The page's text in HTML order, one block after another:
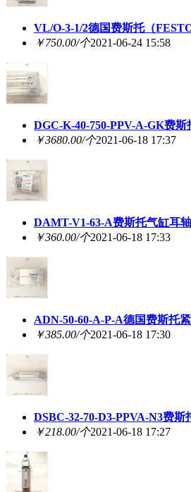
VL/O-3-1/2德国费斯托（
￥750.00/个2021-06-24 15:58
DGC-K-40-750-PPV-A-GK费斯
￥3680.00/个2021-06-18 17:37
DAMT-V1-63-A费斯托气缸耳
￥360.00/个2021-06-18 17:33
ADN-50-60-A-P-A德国费斯托
￥385.00/个2021-06-18 17:30
DSBC-32-70-D3-PPVA-N3费斯
￥218.00/个2021-06-18 17:27